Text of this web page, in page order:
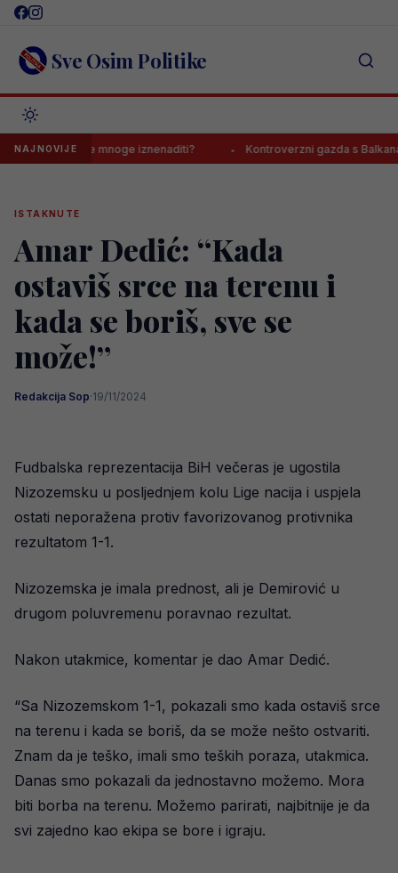
Skip
content Sve Osim Politike
NAJNOVIJE
će mnoge iznenaditi? Kontroverzni gazda s Balkana o Jovi
ISTAKNUTE
Amar Dedić: “Kada
ostaviš srce na terenu i
kada se boriš, sve se
može!”
Redakcija Sop·19/11/2024
Fudbalska reprezentacija BiH večeras je ugostila
Nizozemsku u posljednjem kolu Lige nacija i uspjela
ostati neporažena protiv favorizovanog protivnika
rezultatom 1-1.
Nizozemska je imala prednost, ali je Demirović u
drugom poluvremenu poravnao rezultat.
Nakon utakmice, komentar je dao Amar Dedić.
“Sa Nizozemskom 1-1, pokazali smo kada ostaviš srce
na terenu i kada se boriš, da se može nešto ostvariti.
Znam da je teško, imali smo teških poraza, utakmica.
Danas smo pokazali da jednostavno možemo. Mora
biti borba na terenu. Možemo parirati, najbitnije je da
svi zajedno kao ekipa se bore i igraju.